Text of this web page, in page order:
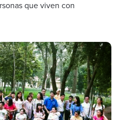
que viven con